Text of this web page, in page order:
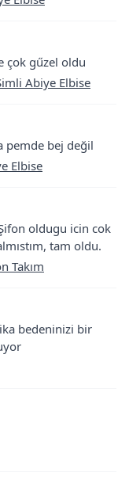
çok gűzel oldu
Abiye Elbise
pemde bej değil
Elbise
oldugu icin cok
tam oldu.
Takım
bedeninizi bir